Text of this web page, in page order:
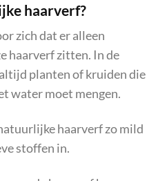
haarverf?
zich dat er alleen
haarverf zitten. In de
planten of kruiden die
water moet mengen.
haarverf zo mild
stoffen in.